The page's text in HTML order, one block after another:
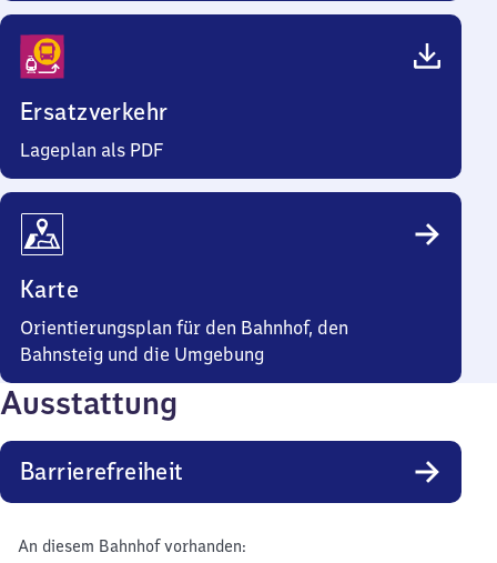
Ersatzverkehr
Lageplan als PDF
Karte
Orientierungsplan für den Bahnhof, den
Bahnsteig und die Umgebung
Ausstattung
Barrierefreiheit
An diesem Bahnhof vorhanden: